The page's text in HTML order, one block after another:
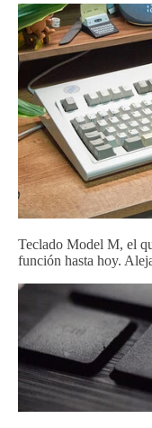
Teclado Model M, el
función hasta hoy.